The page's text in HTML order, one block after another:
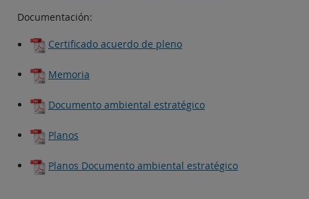
Documentación:
Certificado acuerdo de pleno
Memoria
Documento ambiental estratégico
Planos
Planos Documento ambiental estratégico